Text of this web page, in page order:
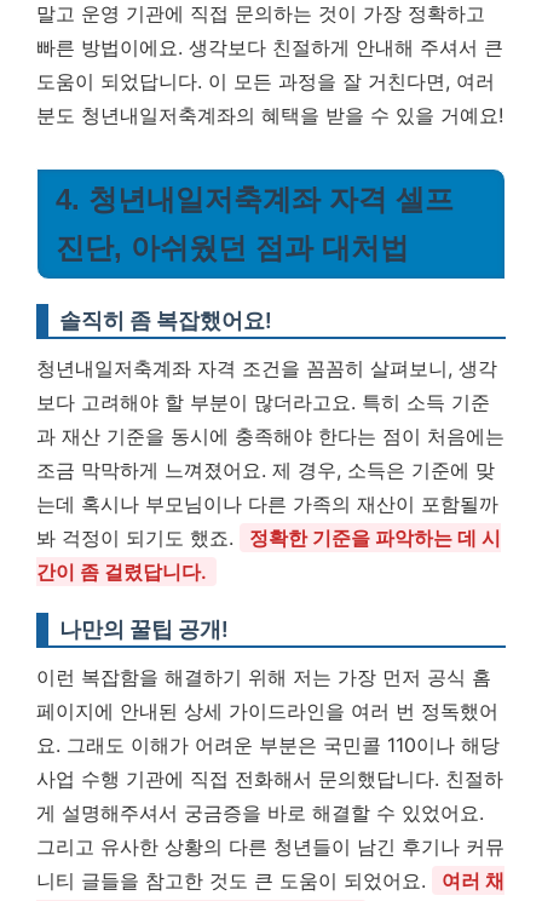
말고 운영 기관에 직접 문의하는 것이 가장 정확하고
빠른 방법이에요. 생각보다 친절하게 안내해 주셔서 큰
도움이 되었답니다. 이 모든 과정을 잘 거친다면, 여러
분도 청년내일저축계좌의 혜택을 받을 수 있을 거예요!
4. 청년내일저축계좌 자격 셀프
진단, 아쉬웠던 점과 대처법
솔직히 좀 복잡했어요!
청년내일저축계좌 자격 조건을 꼼꼼히 살펴보니, 생각
보다 고려해야 할 부분이 많더라고요. 특히 소득 기준
과 재산 기준을 동시에 충족해야 한다는 점이 처음에는
조금 막막하게 느껴졌어요. 제 경우, 소득은 기준에 맞
는데 혹시나 부모님이나 다른 가족의 재산이 포함될까
봐 걱정이 되기도 했죠.
정확한 기준을 파악하는 데 시
간이 좀 걸렸답니다.
나만의 꿀팁 공개!
이런 복잡함을 해결하기 위해 저는 가장 먼저 공식 홈
페이지에 안내된 상세 가이드라인을 여러 번 정독했어
요. 그래도 이해가 어려운 부분은 국민콜 110이나 해당
사업 수행 기관에 직접 전화해서 문의했답니다. 친절하
게 설명해주셔서 궁금증을 바로 해결할 수 있었어요.
그리고 유사한 상황의 다른 청년들이 남긴 후기나 커뮤
니티 글들을 참고한 것도 큰 도움이 되었어요.
여러 채